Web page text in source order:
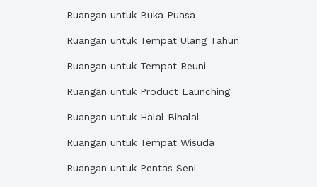
Ruangan untuk Buka Puasa
Ruangan untuk Tempat Ulang Tahun
Ruangan untuk Tempat Reuni
Ruangan untuk Product Launching
Ruangan untuk Halal Bihalal
Ruangan untuk Tempat Wisuda
Ruangan untuk Pentas Seni